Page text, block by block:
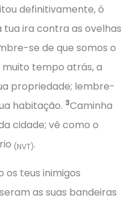
definitivamente, ó
tua ira contra as ovelhas
se de que somos o
muito tempo atrás, a
propriedade; lembre-
habitação. 3Caminha
cidade; vê como o
(NVT).
os teus inimigos
as suas bandeiras